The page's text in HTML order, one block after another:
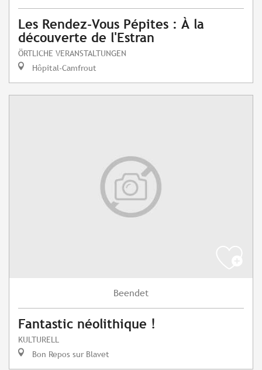
Les Rendez-Vous Pépites : À la
découverte de l'Estran
ÖRTLICHE VERANSTALTUNGEN
Hôpital-Camfrout
Beendet
Fantastic néolithique !
KULTURELL
Bon Repos sur Blavet